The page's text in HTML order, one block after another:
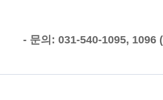
- 문의: 031-540-1095, 1096